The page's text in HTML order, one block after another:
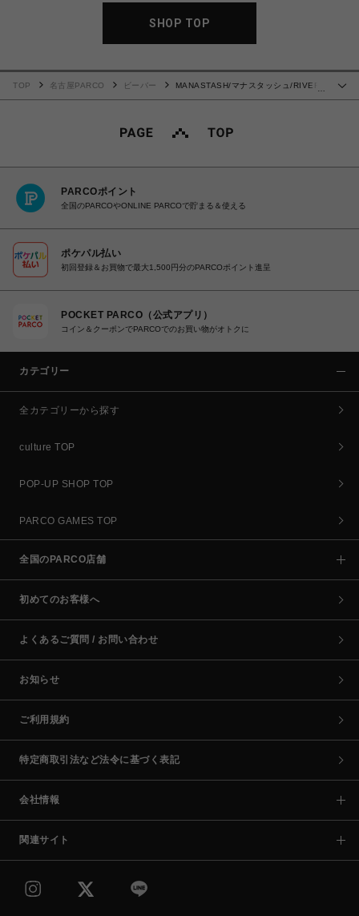
SHOP TOP
…
TOP 名古屋PARCO ビーバー
MANASTASH/マナスタッシュ/RIVER
PARCOポイント
全国のPARCOやONLINE PARCOで貯まる＆使える
ポケパル払い
初回登録＆お買物で最大1,500円分のPARCOポイント進呈
POCKET PARCO（公式アプリ）
コイン＆クーポンでPARCOでのお買い物がオトクに
カテゴリー
全カテゴリーから探す
culture TOP
POP-UP SHOP TOP
PARCO GAMES TOP
全国のPARCO店舗
初めてのお客様へ
よくあるご質問 / お問い合わせ
お知らせ
ご利用規約
特定商取引法など法令に基づく表記
会社情報
関連サイト